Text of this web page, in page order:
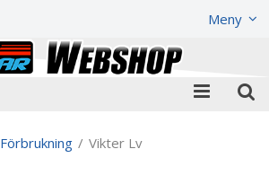
Meny
Förbrukning / Vikter Lv